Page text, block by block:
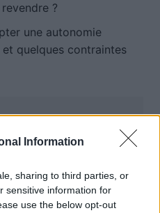
Information
sharing to third parties, or
sensitive information for
use the below opt-out
?
une autonomie
quelques contraintes
Vous